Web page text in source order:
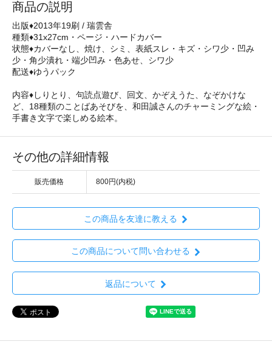
商品の説明
出版♦2013年19刷 / 瑞雲舎
種類♦31x27cm・ページ・ハードカバー
状態♦カバーなし、焼け、シミ、表紙スレ・キズ・シワ少・凹み
少・角少潰れ・端少凹み・色あせ、シワ少
配送♦ゆうパック
内容♦しりとり、句読点遊び、回文、かぞえうた、なぞかけな
ど、18種類のことばあそびを、和田誠さんのチャーミングな絵・
手書き文字で楽しめる絵本。
その他の詳細情報
販売価格 800円(内税)
この商品を友達に教える
この商品について問い合わせる
返品について